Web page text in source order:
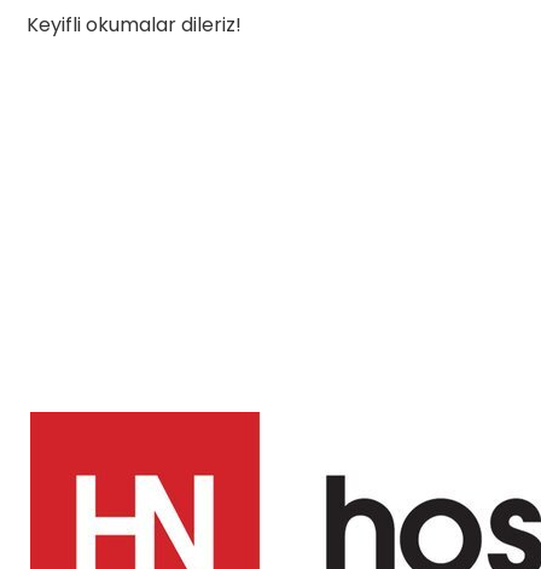
Keyifli okumalar dileriz!